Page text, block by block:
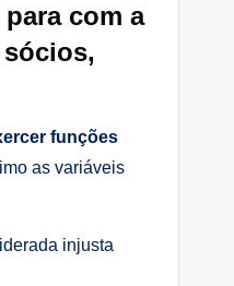
com a
funções
as variáveis
injusta